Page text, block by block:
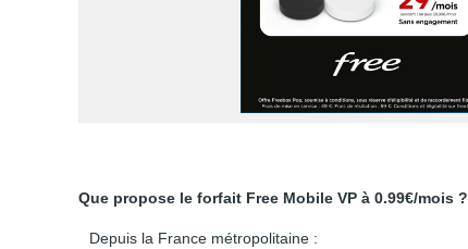
Que propose le forfait Free Mobile VP à 0.99€/mois ?
Depuis la France métropolitaine :